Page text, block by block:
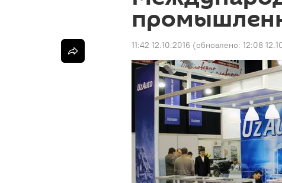
11:42 12.10.2016 (обновлено: 12:08